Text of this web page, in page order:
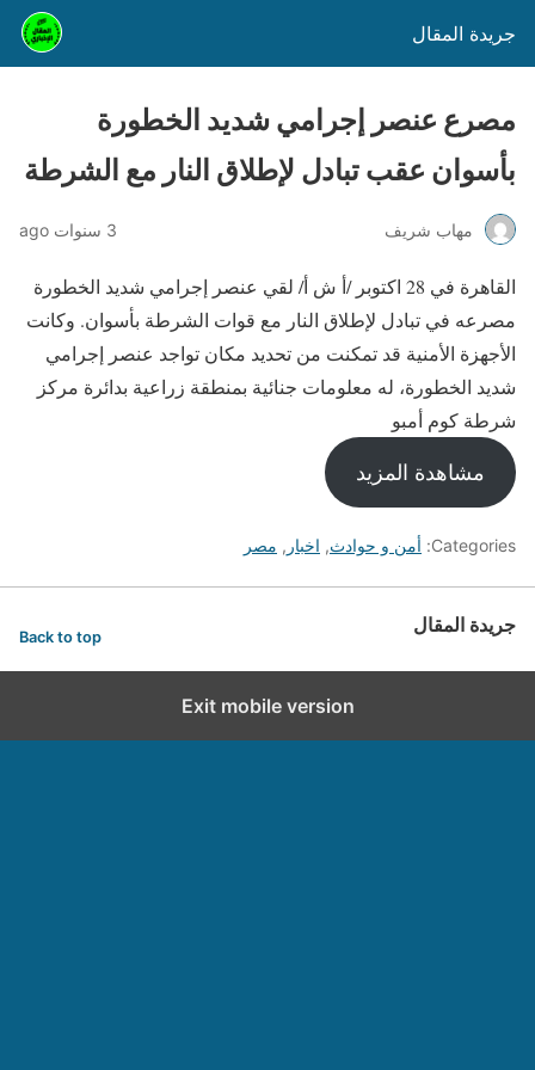
جريدة المقال
مصرع عنصر إجرامي شديد الخطورة
بأسوان عقب تبادل لإطلاق النار مع الشرطة
مهاب شريف 3 سنوات ago
القاهرة في 28 اكتوبر /أ ش أ/ لقي عنصر إجرامي شديد الخطورة
مصرعه في تبادل لإطلاق النار مع قوات الشرطة بأسوان. وكانت
الأجهزة الأمنية قد تمكنت من تحديد مكان تواجد عنصر إجرامي
شديد الخطورة، له معلومات جنائية بمنطقة زراعية بدائرة مركز
شرطة كوم أمبو
مشاهدة المزيد
Categories: أمن و حوادث, اخبار , مصر
جريدة المقال Back to top
Exit mobile version